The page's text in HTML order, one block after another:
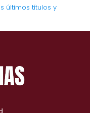
últimos títulos y